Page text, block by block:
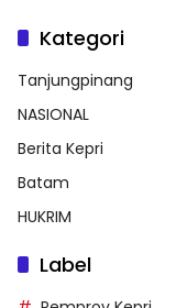
Kategori
Tanjungpinang
NASIONAL
Berita Kepri
Batam
HUKRIM
Label